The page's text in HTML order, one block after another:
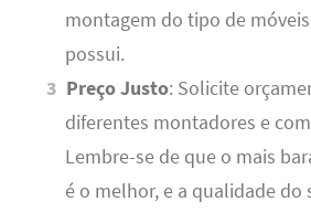
montagem do tipo de
possui.
Preço Justo: Solicite
diferentes montadores e
Lembre-se de que o mais
é o melhor, e a qualidade do